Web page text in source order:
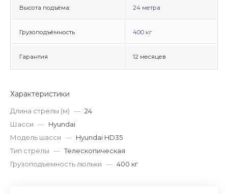
Высота подъёма: 24 метра
Грузоподъёмность 400 кг
Гарантия 12 месяцев
Характеристики
Длина стрелы (м) — 24
Шасси — Hyundai
Модель шасси — Hyundai HD35
Тип стрелы — Телескопическая
Грузоподъемность люльки — 400 кг